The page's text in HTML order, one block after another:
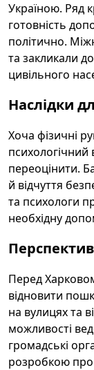
Україною. Ряд
готовність
політично.
та закликали
цивільного
Наслідки
Хоча фізичні
психологічний
переоцінити.
й відчуття
та психологи
необхідну
Перед
відновити
на вулицях та
можливості
громадські
розробкою